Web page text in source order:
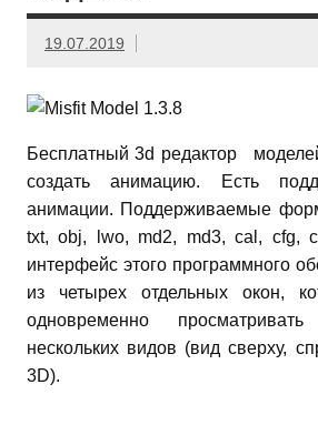
19.07.2019
Бесплатный 3d редактор
создать анимацию. Есть
анимации. Поддерживаемые
txt, obj, lwo, md2, md3, cal, cfg,
интерфейс этого программного
из четырех отдельных окон,
одновременно
нескольких видов (вид сверху,
3D).